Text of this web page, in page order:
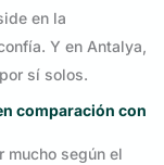
en la
Y en Antalya,
sí solos.
comparación con
mucho según el